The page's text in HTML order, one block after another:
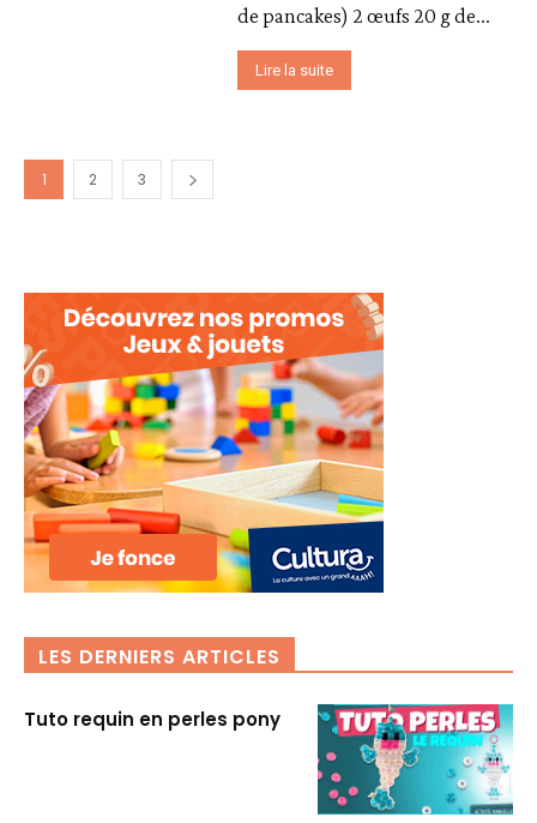
de pancakes) 2 œufs 20 g de...
Lire la suite
1 2 3
LES DERNIERS ARTICLES
Tuto requin en perles pony